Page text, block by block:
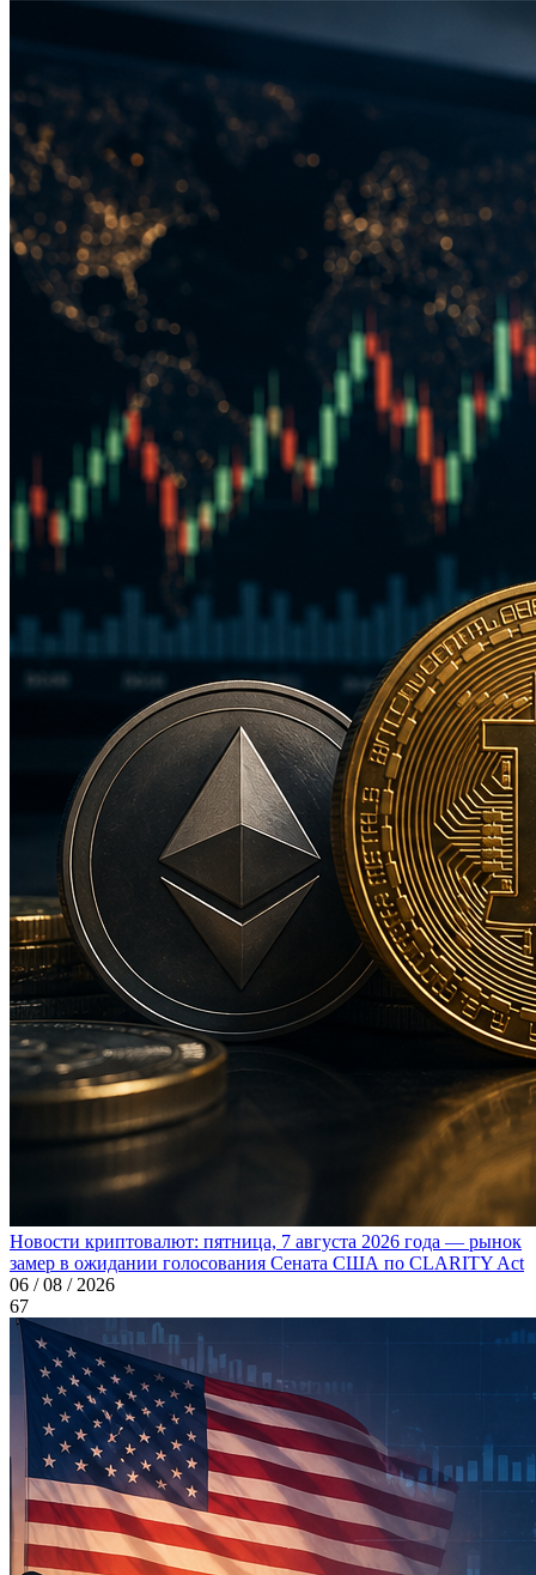
Новости криптовалют: пятница, 7 августа 2026 года — рынок
замер в ожидании голосования Сената США по CLARITY Act
06 / 08 / 2026
67